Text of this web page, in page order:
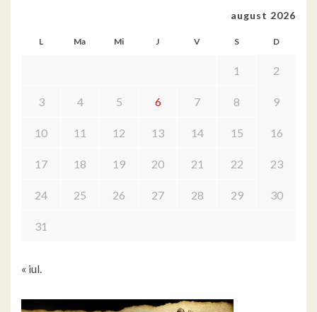
august 2026
L Ma Mi J V S D
1 2
3 4 5 6 7 8 9
10 11 12 13 14 15 16
17 18 19 20 21 22 23
24 25 26 27 28 29 30
31
« iul.